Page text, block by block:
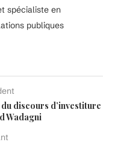
spécialiste en
publiques
discours d’investiture
Wadagni